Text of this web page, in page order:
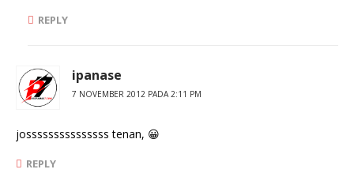
REPLY
ipanase
7 NOVEMBER 2012 PADA 2:11 PM
josssssssssssssss tenan, 😀
REPLY